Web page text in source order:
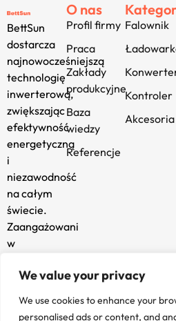
We value your privacy
We use cookies to enhance your
personalised ads or content, and
BettSun
dostarcza
najnowocześniejszą
technologię
inwerterową,
zwiększając
efektywność
energetyczną
i
niezawodność
na całym
świecie.
Zaangażowani
w
zrównoważony
O nas
Profil firmy
Praca
Zakłady
produkcyjne
Baza
wiedzy
Referencje
Falownik
Kontroler
Akcesoria